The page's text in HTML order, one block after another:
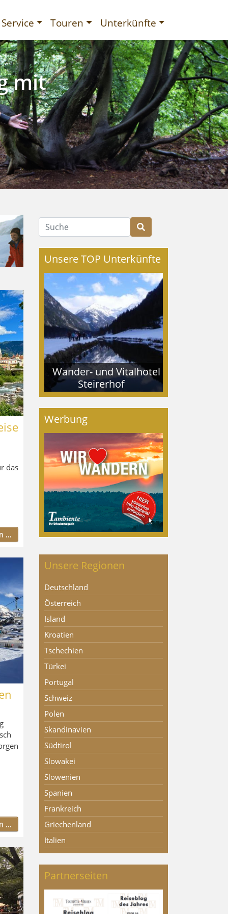
Service Touren Unterkünfte
mit
das
...
...
Suche
Unsere TOP Unterkünfte
Wander- und Vitalhotel
Steirerhof
Werbung
Unsere Regionen
Deutschland
Österreich
Island
Kroatien
Tschechien
Türkei
Portugal
Schweiz
Polen
Skandinavien
Südtirol
Slowakei
Slowenien
Spanien
Frankreich
Griechenland
Italien
Partnerseiten